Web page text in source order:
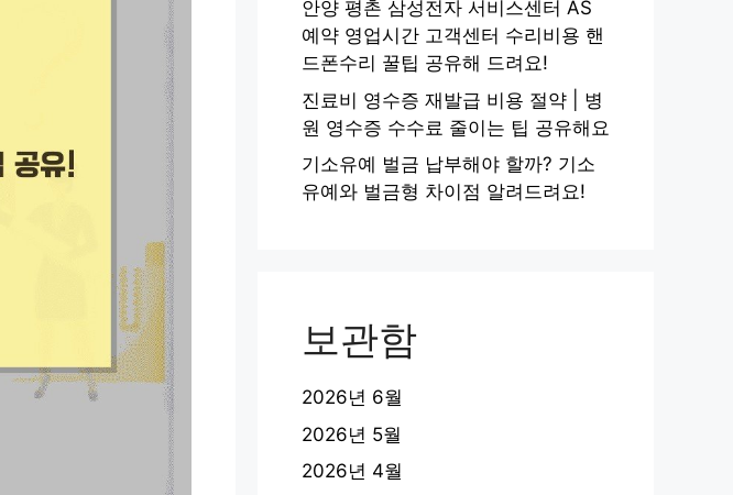
안양 평촌 삼성전자 서비스센터 AS
예약 영업시간 고객센터 수리비용 핸
드폰수리 꿀팁 공유해 드려요!
진료비 영수증 재발급 비용 절약 | 병
원 영수증 수수료 줄이는 팁 공유해요
기소유예 벌금 납부해야 할까? 기소
유예와 벌금형 차이점 알려드려요!
보관함
2026년 6월
2026년 5월
2026년 4월